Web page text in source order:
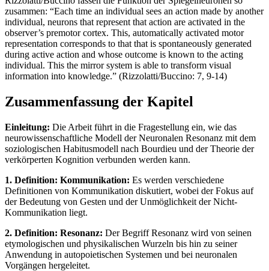
zusammen: “Each time an individual sees an action made by another
individual, neurons that represent that action are activated in the
observer’s premotor cortex. This, automatically activated motor
representation corresponds to that that is spontaneously generated
during active action and whose outcome is known to the acting
individual. This the mirror system is able to transform visual
information into knowledge.” (Rizzolatti/Buccino: 7, 9-14)
Zusammenfassung der Kapitel
Einleitung: Die Arbeit führt in die Fragestellung ein, wie das
neurowissenschaftliche Modell der Neuronalen Resonanz mit dem
soziologischen Habitusmodell nach Bourdieu und der Theorie der
verkörperten Kognition verbunden werden kann.
1. Definition: Kommunikation: Es werden verschiedene
Definitionen von Kommunikation diskutiert, wobei der Fokus auf
der Bedeutung von Gesten und der Unmöglichkeit der Nicht-
Kommunikation liegt.
2. Definition: Resonanz: Der Begriff Resonanz wird von seinen
etymologischen und physikalischen Wurzeln bis hin zu seiner
Anwendung in autopoietischen Systemen und bei neuronalen
Vorgängen hergeleitet.